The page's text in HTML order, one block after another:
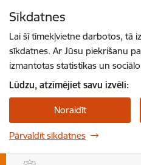
Sīkdatnes
Lai šī tīmekļvietne darbotos, tā
sīkdatnes. Ar Jūsu piekrišanu
izmantotas statistikas un
Lūdzu, atzīmējiet savu izvēli:
Noraidīt
Pārvaldīt sīkdatnes